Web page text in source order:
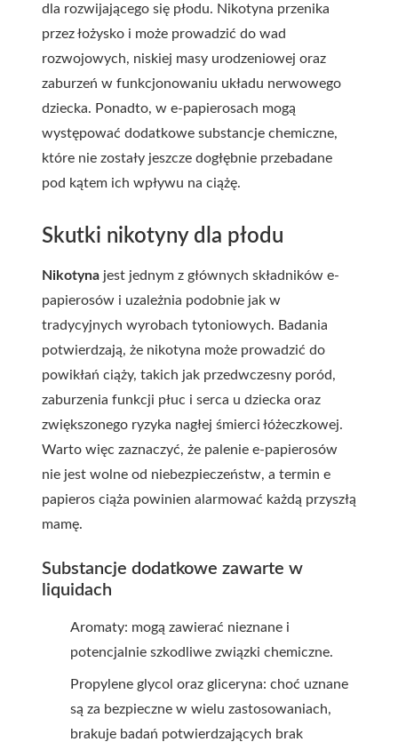
dla rozwijającego się płodu. Nikotyna przenika
przez łożysko i może prowadzić do wad
rozwojowych, niskiej masy urodzeniowej oraz
zaburzeń w funkcjonowaniu układu nerwowego
dziecka. Ponadto, w e-papierosach mogą
występować dodatkowe substancje chemiczne,
które nie zostały jeszcze dogłębnie przebadane
pod kątem ich wpływu na ciążę.
Skutki nikotyny dla płodu
Nikotyna jest jednym z głównych składników e-
papierosów i uzależnia podobnie jak w
tradycyjnych wyrobach tytoniowych. Badania
potwierdzają, że nikotyna może prowadzić do
powikłań ciąży, takich jak przedwczesny poród,
zaburzenia funkcji płuc i serca u dziecka oraz
zwiększonego ryzyka nagłej śmierci łóżeczkowej.
Warto więc zaznaczyć, że palenie e-papierosów
nie jest wolne od niebezpieczeństw, a termin e
papieros ciąża powinien alarmować każdą przyszłą
mamę.
Substancje dodatkowe zawarte w
liquidach
Aromaty: mogą zawierać nieznane i
potencjalnie szkodliwe związki chemiczne.
Propylene glycol oraz gliceryna: choć uznane
są za bezpieczne w wielu zastosowaniach,
brakuje badań potwierdzających brak